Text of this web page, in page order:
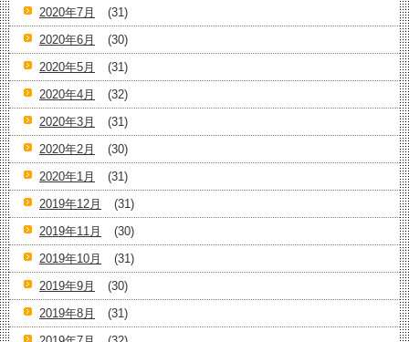
2020年7月
(31)
2020年6月
(30)
2020年5月
(31)
2020年4月
(32)
2020年3月
(31)
2020年2月
(30)
2020年1月
(31)
2019年12月
(31)
2019年11月
(30)
2019年10月
(31)
2019年9月
(30)
2019年8月
(31)